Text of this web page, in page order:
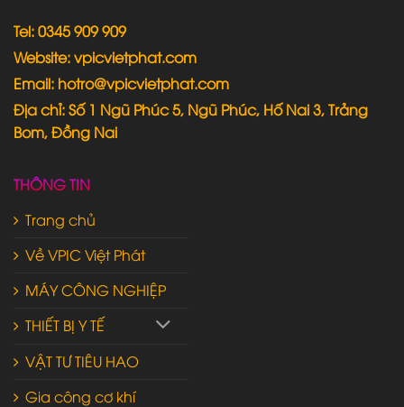
Tel: 0345 909 909
Website: vpicvietphat.com
Email: hotro@vpicvietphat.com
Địa chỉ: Số 1 Ngũ Phúc 5, Ngũ Phúc, Hố Nai 3, Trảng
Bom, Đồng Nai
THÔNG TIN
Trang chủ
Về VPIC Việt Phát
MÁY CÔNG NGHIỆP
THIẾT BỊ Y TẾ
VẬT TƯ TIÊU HAO
Gia công cơ khí